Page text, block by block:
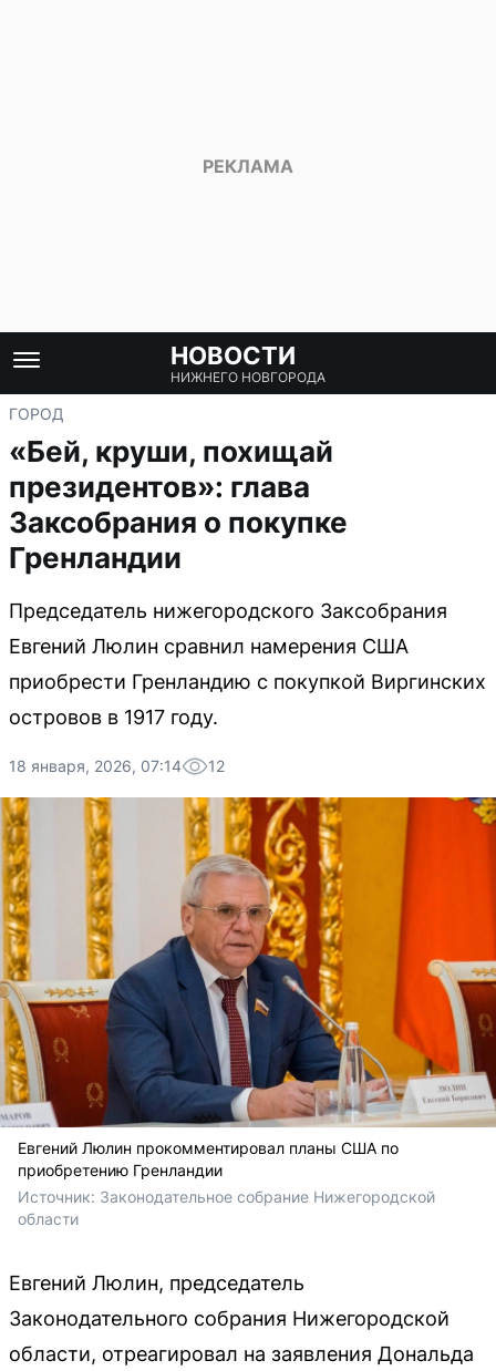
НОВОСТИ
НИЖНЕГО НОВГОРОДА
ГОРОД
«Бей, круши, похищай
президентов»: глава
Заксобрания о покупке
Гренландии
Председатель нижегородского Заксобрания
Евгений Люлин сравнил намерения США
приобрести Гренландию с покупкой Виргинских
островов в 1917 году.
18 января, 2026, 07:14 12
Евгений Люлин прокомментировал планы США по
приобретению Гренландии
Источник: Законодательное собрание Нижегородской
области
Евгений Люлин, председатель
Законодательного собрания Нижегородской
области, отреагировал на заявления Дональда